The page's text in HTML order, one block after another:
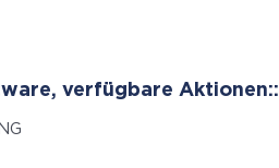
verfügbare Aktionen::